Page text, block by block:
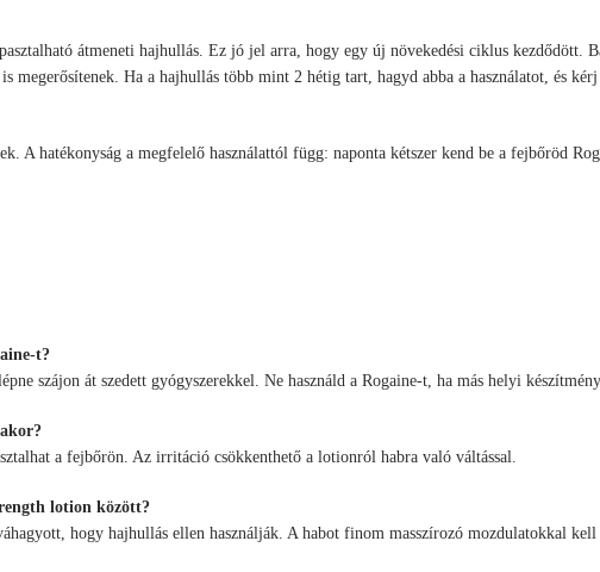
átmeneti hajhullás. Ez jó jel arra, hogy egy új növekedési ciklus
megerősítenek. Ha a hajhullás több mint 2 hétig tart, hagyd abba a használatot, és kérj
A hatékonyság a megfelelő használattól függ: naponta kétszer kend be a fejbőröd
t?
szájon át szedett gyógyszerekkel. Ne használd a Rogaine-t, ha más helyi
a fejbőrön. Az irritáció csökkenthető a lotionról habra való váltással.
lotion között?
hogy hajhullás ellen használják. A habot finom masszírozó mozdulatokkal